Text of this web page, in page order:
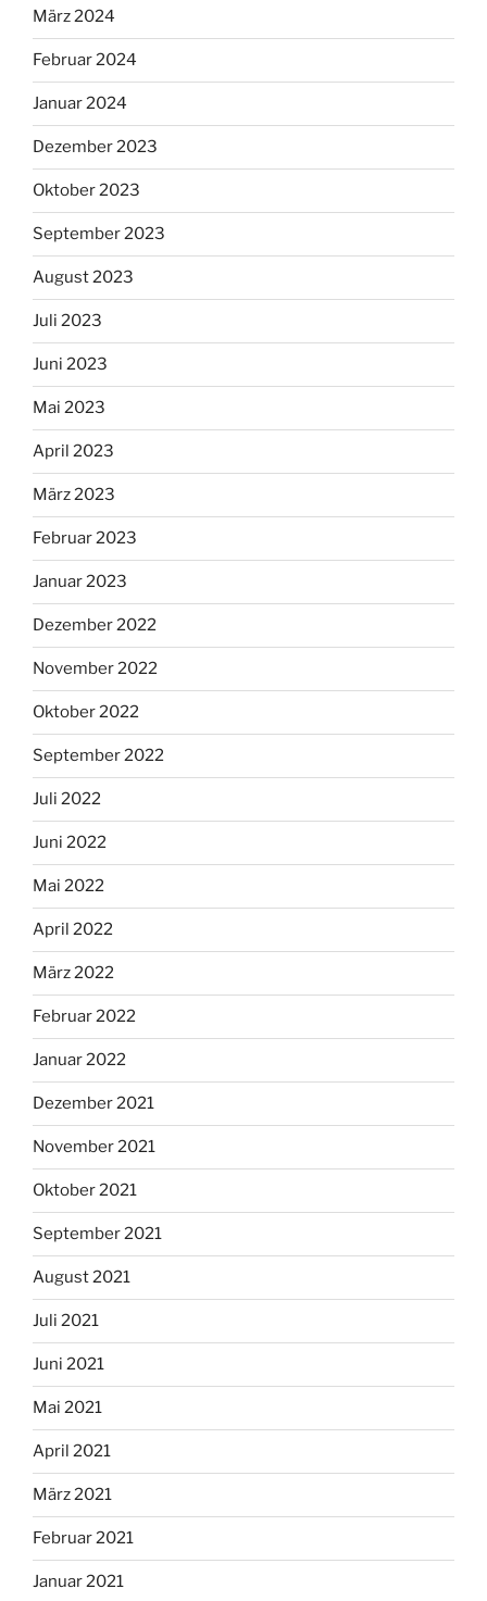
März 2024
Februar 2024
Januar 2024
Dezember 2023
Oktober 2023
September 2023
August 2023
Juli 2023
Juni 2023
Mai 2023
April 2023
März 2023
Februar 2023
Januar 2023
Dezember 2022
November 2022
Oktober 2022
September 2022
Juli 2022
Juni 2022
Mai 2022
April 2022
März 2022
Februar 2022
Januar 2022
Dezember 2021
November 2021
Oktober 2021
September 2021
August 2021
Juli 2021
Juni 2021
Mai 2021
April 2021
März 2021
Februar 2021
Januar 2021